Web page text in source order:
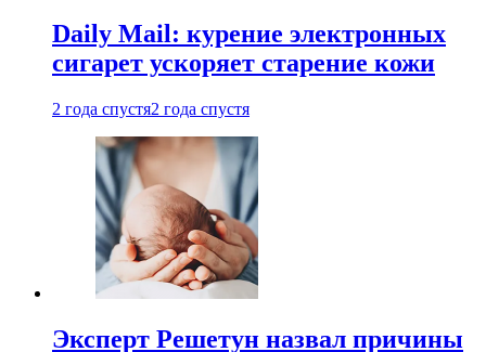
Daily Mail: курение электронных
сигарет ускоряет старение кожи
2 года спустя2 года спустя
Эксперт Решетун назвал причины